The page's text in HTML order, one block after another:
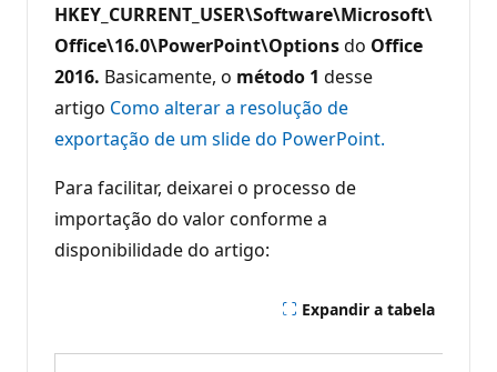
HKEY_CURRENT_USER\Software\Microsoft\
Office\16.0\PowerPoint\Optionsdo Office
2016. Basicamente, o método 1 desse
artigo Como alterar a resolução de
exportação de um slide do PowerPoint.
Para facilitar, deixarei o processo de
importação do valor conforme a
disponibilidade do artigo:
Expandir a tabela